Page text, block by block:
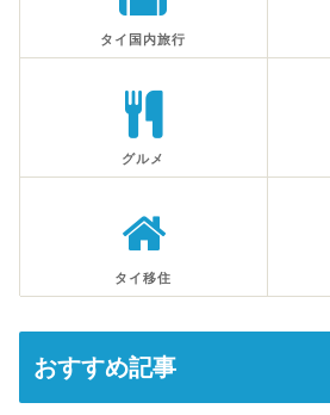
タイ国内旅行
グルメ
タイ移住
おすすめ記事